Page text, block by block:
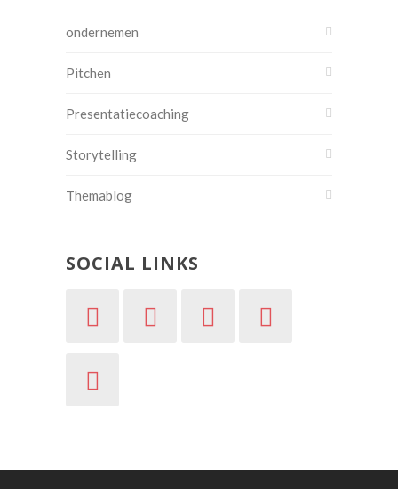
ondernemen
Pitchen
Presentatiecoaching
Storytelling
Themablog
SOCIAL LINKS